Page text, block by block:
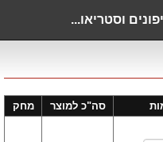
סה"כ למוצר מחק